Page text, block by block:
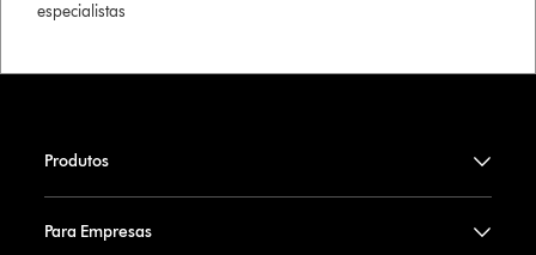
especialistas
Produtos
Para Empresas